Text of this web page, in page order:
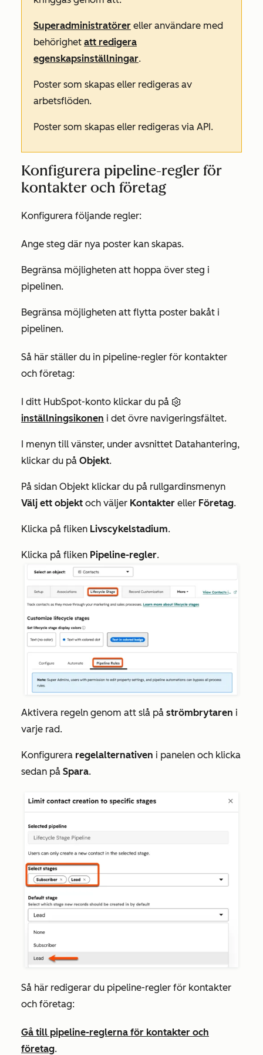
Superadministratörer eller användare med
behörighet att redigera
egenskapsinställningar.
Poster som skapas eller redigeras av
arbetsflöden.
Poster som skapas eller redigeras via API.
Konfigurera pipeline-regler för
kontakter och företag
Konfigurera följande regler:
Ange steg där nya poster kan skapas.
Begränsa möjligheten att hoppa över steg i
pipelinen.
Begränsa möjligheten att flytta poster bakåt i
pipelinen.
Så här ställer du in pipeline-regler för kontakter
och företag:
I ditt HubSpot-konto klickar du på
inställningsikonen i det övre navigeringsfältet.
I menyn till vänster, under avsnittet Datahantering,
klickar du på Objekt.
På sidan Objekt klickar du på rullgardinsmenyn
Välj ett objekt och väljer Kontakter eller Företag.
Klicka på fliken Livscykelstadium.
Klicka på fliken Pipeline-regler.
Aktivera regeln genom att slå på strömbrytaren i
varje rad.
Konfigurera regelalternativen i panelen och klicka
sedan på Spara.
Så här redigerar du pipeline-regler för kontakter
och företag:
Gå till pipeline-reglerna för kontakter och
företag.